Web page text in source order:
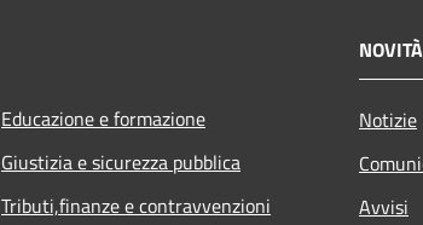
Educazione e formazione
Giustizia e sicurezza pubblica
Tributi,finanze e contravvenzioni
NOVITÀ
Notizie
Avvisi